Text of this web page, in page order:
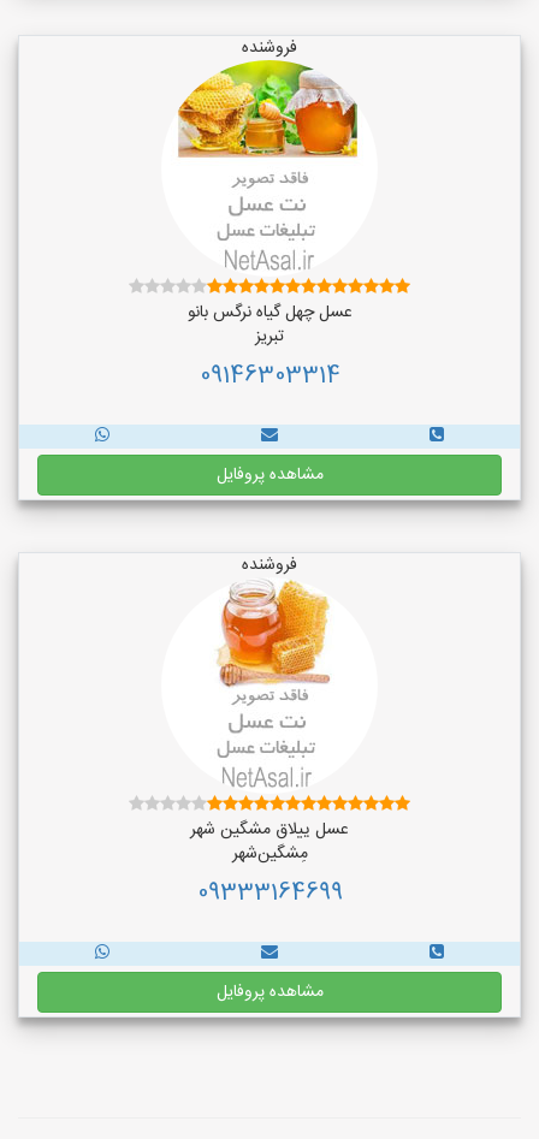
فروشنده
عسل چهل گیاه نرگس بانو
تبریز
09146303314
مشاهده پروفایل
فروشنده
عسل ییلاق مشگین شهر
مِشگین‌شهر
09333164699
مشاهده پروفایل